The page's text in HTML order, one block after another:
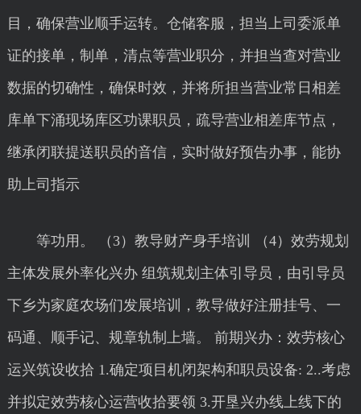
目，确保营业顺手运转。仓储客服，担当上司委派单
证的接单，制单，清点等营业职分，并担当查对营业
数据的切确性，确保时效，并将所担当营业常日相差
库单下涌现场库区功课职员，疏导营业相差库节点，
继承闭联提送职员的音信，实时做好预告办事，能协
助上司指示
等功用。 （3）教导财产身手培训 （4）效劳规划
主体发展外率化兴办 组筑规划主体引导员，由引导员
下乡为家庭农场们发展培训，教导做好注册挂号、一
码通、顺手记、规章轨制上墙。 前期兴办：效劳核心
运兴筑设收拾 1.确定项目机闭架构和职员设备: 2..考虑
并拟定效劳核心运营收拾要领 3.开垦兴办线上线下的